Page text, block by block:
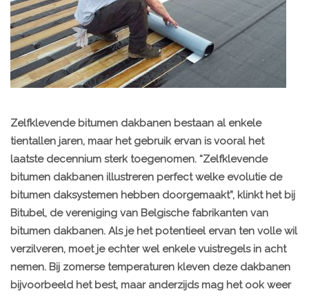
Zelfklevende bitumen dakbanen bestaan al enkele
tientallen jaren, maar het gebruik ervan is vooral het
laatste decennium sterk toegenomen. “Zelfklevende
bitumen dakbanen illustreren perfect welke evolutie de
bitumen daksystemen hebben doorgemaakt”, klinkt het bij
Bitubel, de vereniging van Belgische fabrikanten van
bitumen dakbanen. Als je het potentieel ervan ten volle wil
verzilveren, moet je echter wel enkele vuistregels in acht
nemen. Bij zomerse temperaturen kleven deze dakbanen
bijvoorbeeld het best, maar anderzijds mag het ook weer